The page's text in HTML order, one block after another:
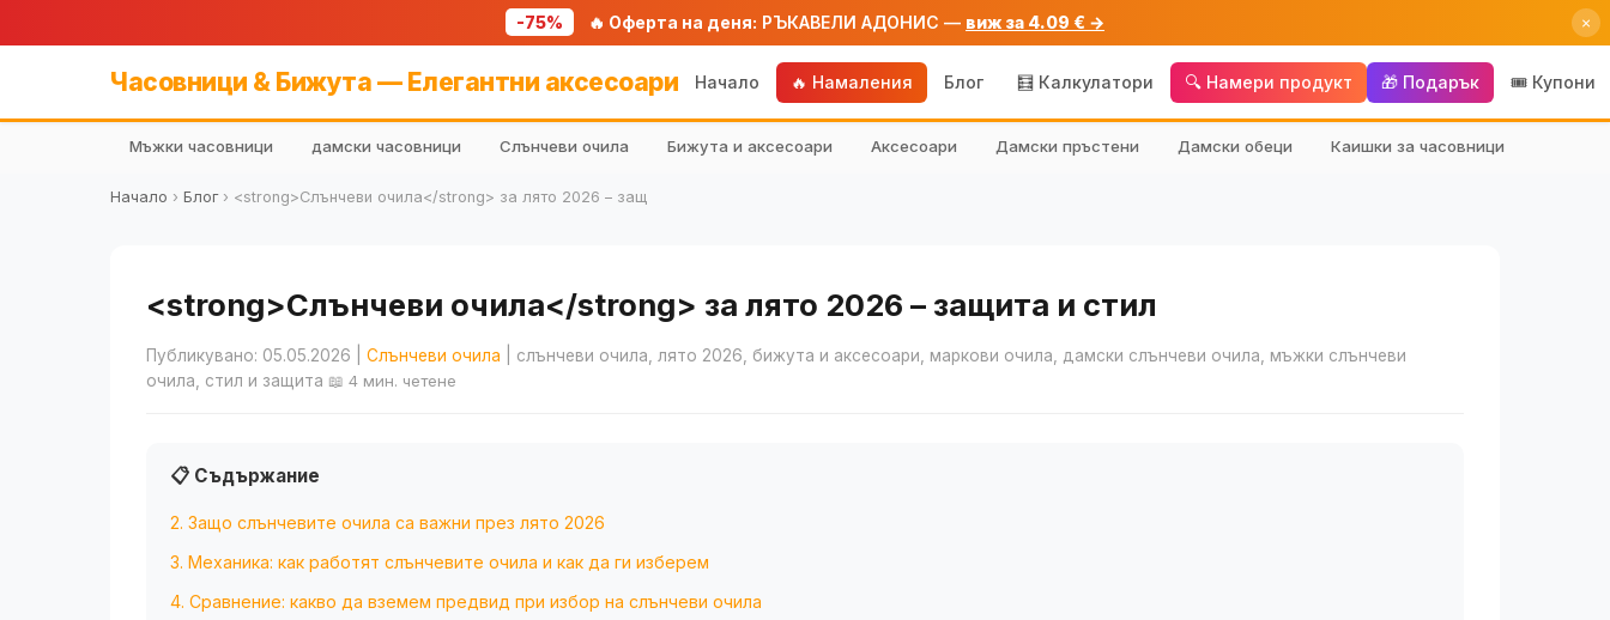
-75% 🔥 Оферта на деня: РЪКАВЕЛИ АДОНИС — виж за 4.09 € → ×
Часовници & Бижута — Елегантни аксесоари Начало 🔥 Намаления Блог 🧮 Калкулатори 🔍 Намери продукт 🎁 Подарък 🎟️ Купони
Мъжки часовници дамски часовници Слънчеви очила Бижута и аксесоари Аксесоари Дамски пръстени Дамски обеци Каишки за часовници
Начало › Блог› <strong>Слънчеви очила</strong> за лято 2026 – защ
<strong>Слънчеви очила</strong> за лято 2026 – защита и стил
Публикувано: 05.05.2026 Слънчеви очила | слънчеви очила, лято 2026, бижута и аксесоари, маркови очила, дамски слънчеви очила, мъжки слънчеви
очила, стил и защита 📖 4 мин. четене
📋 Съдържание
2. Защо слънчевите очила са важни през лято 2026
3. Механика: как работят слънчевите очила и как да ги изберем
4. Сравнение: какво да вземем предвид при избор на слънчеви очила